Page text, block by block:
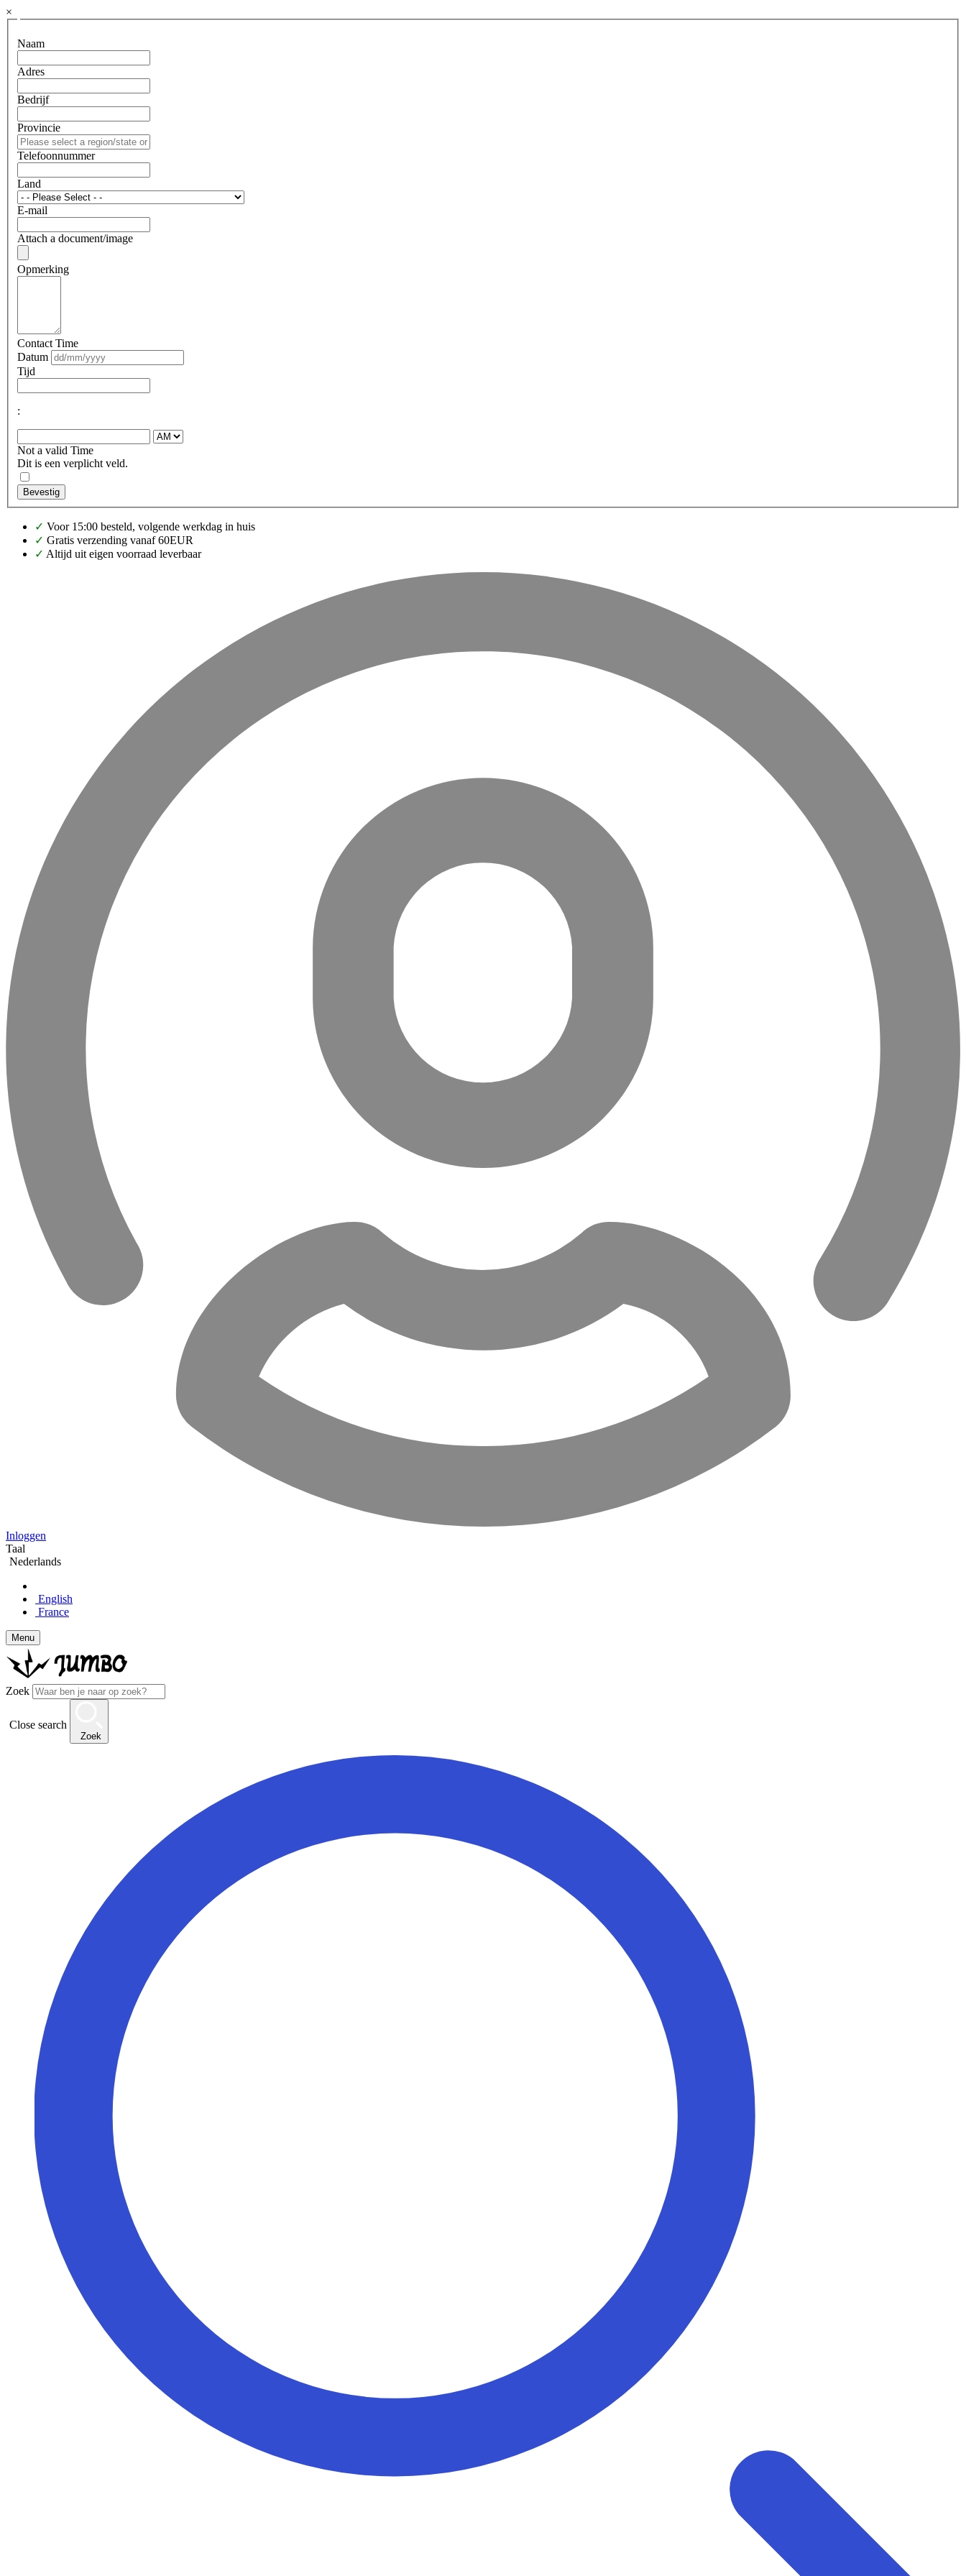
×
Naam
Adres
Bedrijf
Provincie
Telefoonnummer
Land
E-mail
Attach a document/image
Opmerking
Contact Time
Datum
Tijd
:
Not a valid Time
Dit is een verplicht veld.
Bevestig
✓ Voor 15:00 besteld, volgende werkdag in huis
✓ Gratis verzending vanaf 60EUR
✓ Altijd uit eigen voorraad leverbaar
Inloggen
Taal
Nederlands
English
France
Menu
Zoek
Close search
Zoek